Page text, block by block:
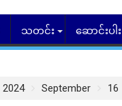
သတင်း ဆောင်းပါး
2024 September 16